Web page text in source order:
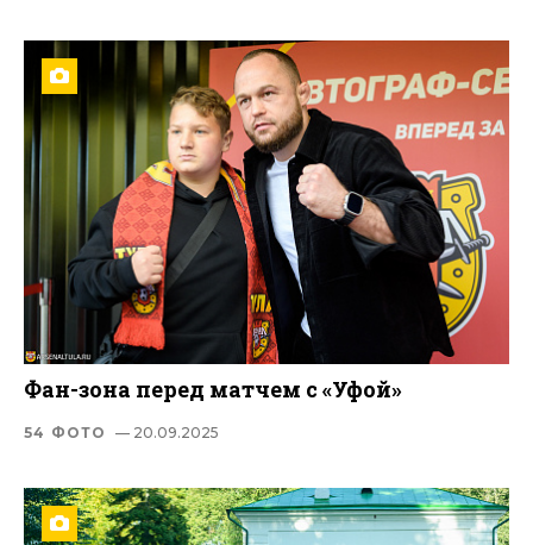
Фан-зона перед матчем с «Уфой»
54 ФОТО — 20.09.2025